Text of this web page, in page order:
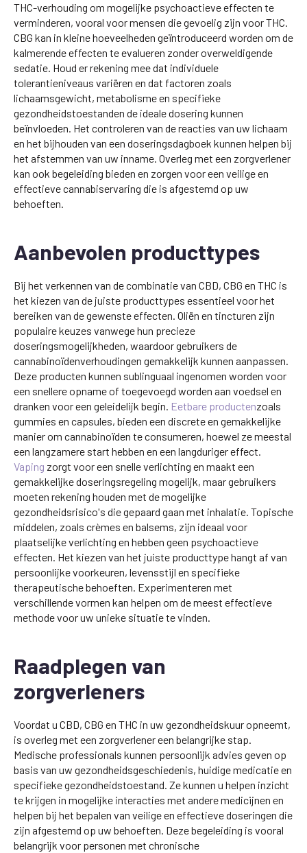
THC-verhouding om mogelijke psychoactieve effecten te
verminderen, vooral voor mensen die gevoelig zijn voor THC.
CBG kan in kleine hoeveelheden geïntroduceerd worden om de
kalmerende effecten te evalueren zonder overweldigende
sedatie. Houd er rekening mee dat individuele
tolerantieniveaus variëren en dat factoren zoals
lichaamsgewicht, metabolisme en specifieke
gezondheidstoestanden de ideale dosering kunnen
beïnvloeden. Het controleren van de reacties van uw lichaam
en het bijhouden van een doseringsdagboek kunnen helpen bij
het afstemmen van uw inname. Overleg met een zorgverlener
kan ook begeleiding bieden en zorgen voor een veilige en
effectieve cannabiservaring die is afgestemd op uw
behoeften.
Aanbevolen producttypes
Bij het verkennen van de combinatie van CBD, CBG en THC is
het kiezen van de juiste producttypes essentieel voor het
bereiken van de gewenste effecten. Oliën en tincturen zijn
populaire keuzes vanwege hun precieze
doseringsmogelijkheden, waardoor gebruikers de
cannabinoïdenverhoudingen gemakkelijk kunnen aanpassen.
Deze producten kunnen sublinguaal ingenomen worden voor
een snellere opname of toegevoegd worden aan voedsel en
dranken voor een geleidelijk begin. Eetbare productenzoals
gummies en capsules, bieden een discrete en gemakkelijke
manier om cannabinoïden te consumeren, hoewel ze meestal
een langzamere start hebben en een langduriger effect.
Vaping zorgt voor een snelle verlichting en maakt een
gemakkelijke doseringsregeling mogelijk, maar gebruikers
moeten rekening houden met de mogelijke
gezondheidsrisico's die gepaard gaan met inhalatie. Topische
middelen, zoals crèmes en balsems, zijn ideaal voor
plaatselijke verlichting en hebben geen psychoactieve
effecten. Het kiezen van het juiste producttype hangt af van
persoonlijke voorkeuren, levensstijl en specifieke
therapeutische behoeften. Experimenteren met
verschillende vormen kan helpen om de meest effectieve
methode voor uw unieke situatie te vinden.
Raadplegen van
zorgverleners
Voordat u CBD, CBG en THC in uw gezondheidskuur opneemt,
is overleg met een zorgverlener een belangrijke stap.
Medische professionals kunnen persoonlijk advies geven op
basis van uw gezondheidsgeschiedenis, huidige medicatie en
specifieke gezondheidstoestand. Ze kunnen u helpen inzicht
te krijgen in mogelijke interacties met andere medicijnen en
helpen bij het bepalen van veilige en effectieve doseringen die
zijn afgestemd op uw behoeften. Deze begeleiding is vooral
belangrijk voor personen met chronische